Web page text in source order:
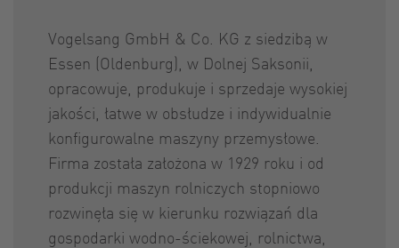
Vogelsang GmbH & Co. KG z siedzibą w
Essen (Oldenburg), w Dolnej Saksonii,
opracowuje, produkuje i sprzedaje wysokiej
jakości, łatwe w obsłudze i indywidualnie
konfigurowalne maszyny przemysłowe.
Firma została założona w 1929 roku i od
produkcji maszyn rolniczych stopniowo
rozwinęła się w kierunku rozwiązań dla
gospodarki wodno-ściekowej, rolnictwa,